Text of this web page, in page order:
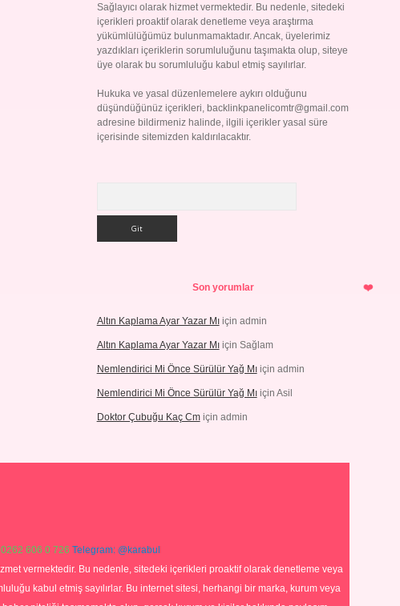
Sağlayıcı olarak hizmet vermektedir. Bu nedenle, sitedeki
içerikleri proaktif olarak denetleme veya araştırma
yükümlülüğümüz bulunmamaktadır. Ancak, üyelerimiz
yazdıkları içeriklerin sorumluluğunu taşımakta olup, siteye
üye olarak bu sorumluluğu kabul etmiş sayılırlar.
Hukuka ve yasal düzenlemelere aykırı olduğunu
düşündüğünüz içerikleri, backlinkpanelicomtr@gmail.com
adresine bildirmeniz halinde, ilgili içerikler yasal süre
içerisinde sitemizden kaldırılacaktır.
Son yorumlar
Altın Kaplama Ayar Yazar Mıiçin admin
Altın Kaplama Ayar Yazar Mıiçin Sağlam
Nemlendirici Mi Önce Sürülür Yağ Mıiçin admin
Nemlendirici Mi Önce Sürülür Yağ Mıiçin Asil
Doktor Çubuğu Kaç Cmiçin admin
606 0 726 Telegram: @karabul
vermektedir. Bu nedenle, sitedeki içerikleri proaktif olarak denetleme veya
kabul etmiş sayılırlar. Bu internet sitesi, herhangi bir marka, kurum veya